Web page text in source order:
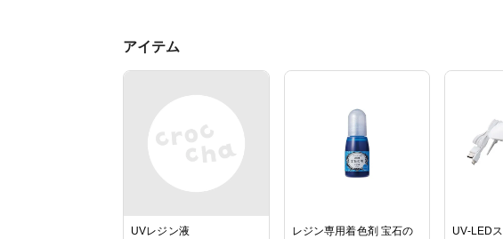
アイテム
UVレジン液
レジン専用着色剤 宝石の
UV-LED